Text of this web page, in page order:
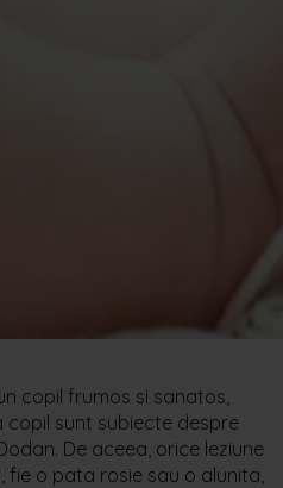
copil frumos si sanatos,
copil sunt subiecte despre
De aceea, orice leziune
fie o pata rosie sau o alunita,